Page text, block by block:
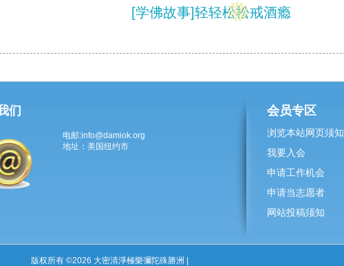
[学佛故事]轻轻松松戒酒瘾
们
电邮:info@damiok.org
地址：美国纽约市
会员专区
浏览本站网页须知
我要入会
申请工作机会
申请当志愿者
网站投稿须知
版权所有 ©2026 大密清淨極樂彌陀殊勝洲 |